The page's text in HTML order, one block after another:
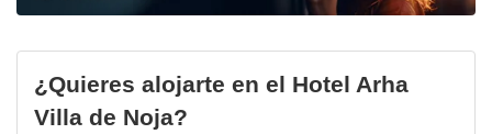
¿Quieres alojarte en el Hotel Arha
Villa de Noja?